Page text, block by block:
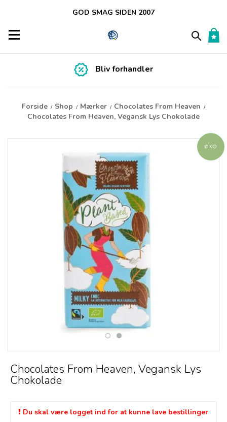
GOD SMAG SIDEN 2007
Toggle navigation
Bliv forhandler
Forside / Shop / Mærker / Chocolates From Heaven /
Chocolates From Heaven, Vegansk Lys Chokolade
ØKO
Chocolates From Heaven, Vegansk Lys
Chokolade
Du skal være logget ind for at kunne lave bestillinger